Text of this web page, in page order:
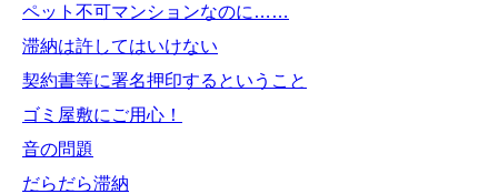
ペット不可マンションなのに……
滞納は許してはいけない
契約書等に署名押印するということ
ゴミ屋敷にご用心！
音の問題
だらだら滞納